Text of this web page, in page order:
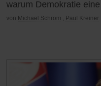
warum Demokratie
von Michael Schrom Paul Kreiner